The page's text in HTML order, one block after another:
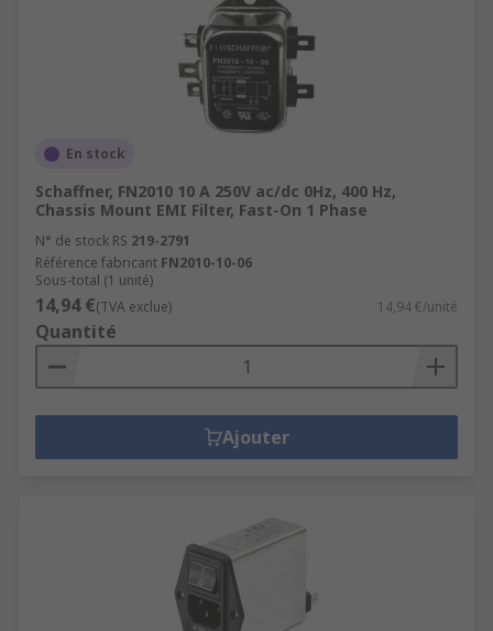
En stock
Schaffner, FN2010 10 A 250V ac/dc 0Hz, 400 Hz,
Chassis Mount EMI Filter, Fast-On 1 Phase
N° de stock RS 219-2791
Référence fabricant FN2010-10-06
Sous-total (1 unité)
14,94 €(TVA exclue) 14,94 €/unité
Quantité
Ajouter